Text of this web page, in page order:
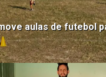
aulas de futebol